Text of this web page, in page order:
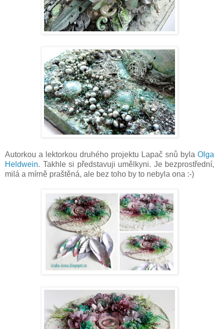
Autorkou a lektorkou druhého projektu Lapač snů byla Olga
Heldwein. Takhle si představuji umělkyni. Je bezprostřední,
milá a mírně praštěná, ale bez toho by to nebyla ona :-)